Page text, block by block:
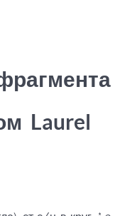
Laurel